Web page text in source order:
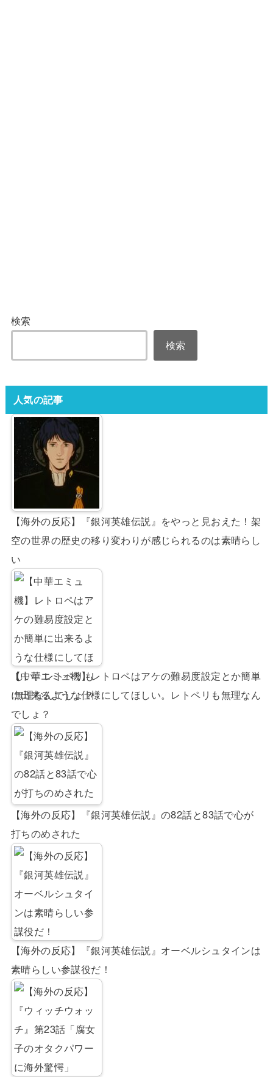
検索
検索
人気の記事
【海外の反応】『銀河英雄伝説』をやっと見おえた！架
空の世界の歴史の移り変わりが感じられるのは素晴らし
い
【中華エミュ機】レトロペはアケの難易度設定とか簡単
に出来るような仕様にしてほしい。レトペリも無理なん
でしょ？
【海外の反応】『銀河英雄伝説』の82話と83話で心が
打ちのめされた
【海外の反応】『銀河英雄伝説』オーベルシュタインは
素晴らしい参謀役だ！